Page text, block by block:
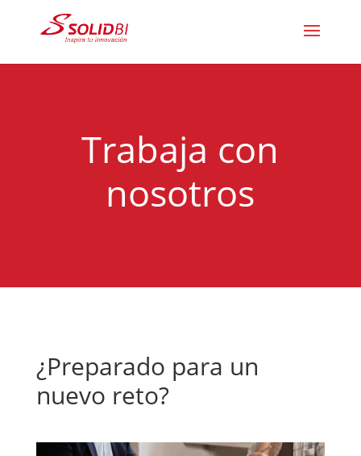
Trabaja con
nosotros
¿Preparado para un
nuevo reto?